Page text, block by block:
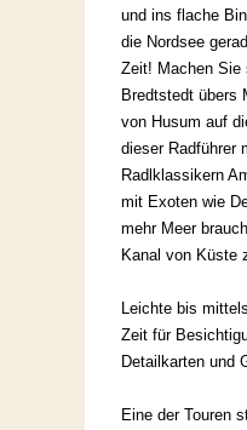
und ins flache
die Nordsee
Zeit! Machen Sie
Bredtstedt übers
von Husum auf
dieser Radführer
Radlklassikern
mit Exoten wie
mehr Meer
Kanal von Küste
Leichte bis
Zeit für
Detailkarten und
Eine der Touren